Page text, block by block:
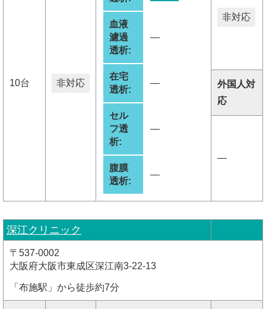
10台 非対応
血液
濾過
透析:
―
在宅
透析:
―
セル
フ透
析:
―
腹膜
透析:
―
非対応
外国人対
応
―
深江クリニック
〒537-0002
大阪府大阪市東成区深江南3-22-13
「布施駅」から徒歩約7分